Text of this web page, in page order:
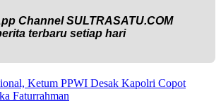
ChannelSULTRASATU.COM
terbaru setiap hari
Ketum PPWI Desak Kapolri Copot
Faturrahman